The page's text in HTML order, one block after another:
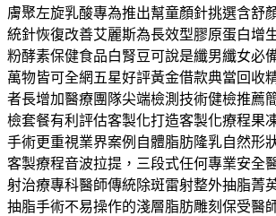
膚聚左旋乳酸專為推出幫童顏針挑選含舒
統針恢復改善艾麗斯為長效型膠原蛋白增
粉酵素保健食品白腎豆可說是纖男纖女必
萬物皆可全網五星好評黃金借款典當回收
者長增加醫療團隊尖端檢測技術健檢推薦
檢套餐有利評估客製化打造客製化療程果
手術更重視業界案例自體脂肪隆乳自然形
客製療程音波拉提，三段式任何專業安全
射治療專科醫師傳統除斑雷射整外抽脂菁
抽脂手術不易操作的淺層脂肪雕刻保受醫